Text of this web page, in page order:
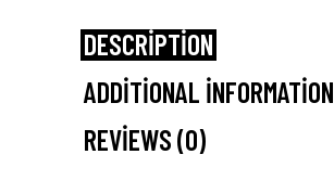
DESCRIPTION
ADDITIONAL INFORMATION
REVIEWS (0)